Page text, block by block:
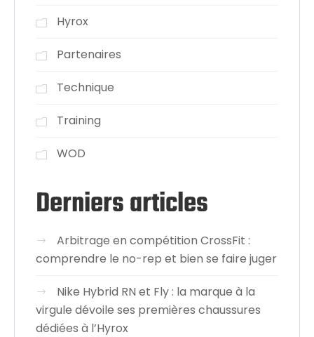
Hyrox
Partenaires
Technique
Training
WOD
Derniers articles
Arbitrage en compétition CrossFit :
comprendre le no-rep et bien se faire juger
Nike Hybrid RN et Fly : la marque à la
virgule dévoile ses premières chaussures
dédiées à l’Hyrox